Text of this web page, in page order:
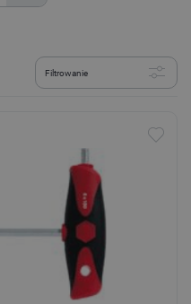
Filtrowanie